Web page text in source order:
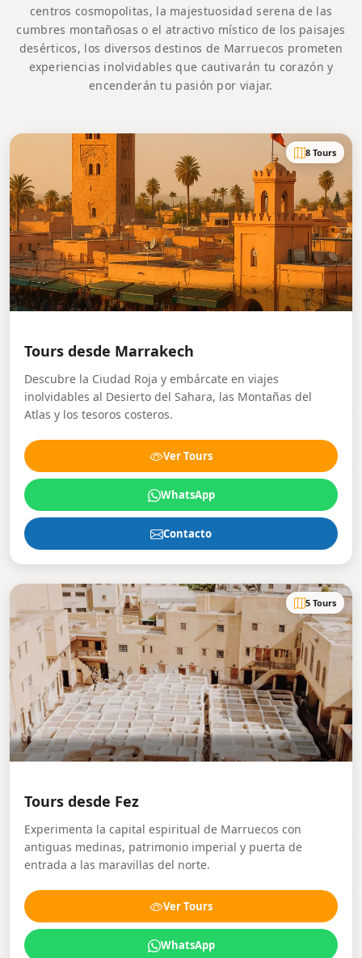
centros cosmopolitas, la majestuosidad serena de las
cumbres montañosas o el atractivo místico de los paisajes
desérticos, los diversos destinos de Marruecos prometen
experiencias inolvidables que cautivarán tu corazón y
encenderán tu pasión por viajar.
8 Tours
Tours desde Marrakech
Descubre la Ciudad Roja y embárcate en viajes
inolvidables al Desierto del Sahara, las Montañas del
Atlas y los tesoros costeros.
Ver Tours
WhatsApp
Contacto
5 Tours
Tours desde Fez
Experimenta la capital espiritual de Marruecos con
antiguas medinas, patrimonio imperial y puerta de
entrada a las maravillas del norte.
Ver Tours
WhatsApp